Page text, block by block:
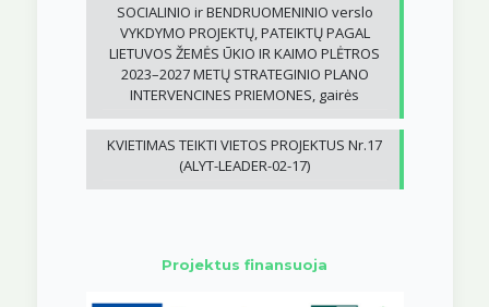
SOCIALINIO ir BENDRUOMENINIO verslo
VYKDYMO PROJEKTŲ, PATEIKTŲ PAGAL
LIETUVOS ŽEMĖS ŪKIO IR KAIMO PLĖTROS
2023–2027 METŲ STRATEGINIO PLANO
INTERVENCINES PRIEMONES, gairės
KVIETIMAS TEIKTI VIETOS PROJEKTUS Nr.17
(ALYT-LEADER-02-17)
Projektus finansuoja